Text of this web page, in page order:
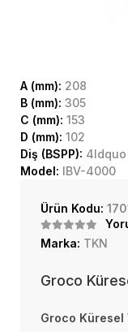
A (mm): 208
B (mm): 305
C (mm): 153
D (mm): 102
Diş (BSPP): 4ldquo
Model: IBV-4000
Ürün Kodu:
Marka: TKN
Groco
Groco Küresel